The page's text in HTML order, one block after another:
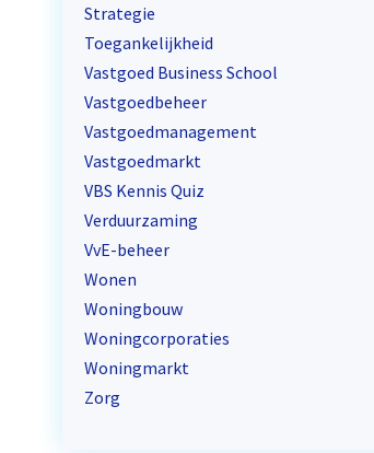
Strategie
Toegankelijkheid
Vastgoed Business School
Vastgoedbeheer
Vastgoedmanagement
Vastgoedmarkt
VBS Kennis Quiz
Verduurzaming
VvE-beheer
Wonen
Woningbouw
Woningcorporaties
Woningmarkt
Zorg